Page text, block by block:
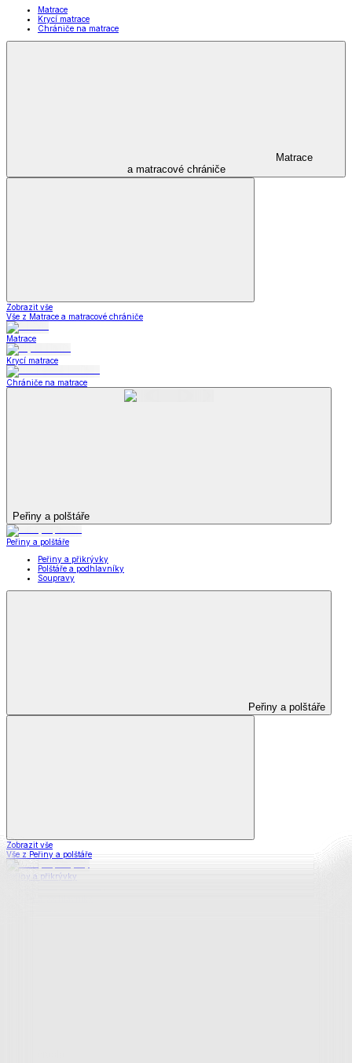
Matrace
Krycí matrace
Chrániče na matrace
Matrace
a matracové chrániče
Zobrazit vše
Vše z Matrace a matracové chrániče
Matrace
Krycí matrace
Chrániče na matrace
Peřiny a polštáře
Peřiny a polštáře
Peřiny a přikrývky
Polštáře a podhlavníky
Soupravy
Peřiny a polštáře
Zobrazit vše
Vše z Peřiny a polštáře
Peřiny a přikrývky